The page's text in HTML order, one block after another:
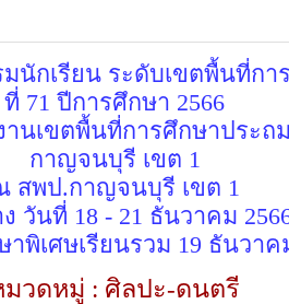
นักเรียน ระดับเขตพื้นที่กา
ที่ 71 ปีการศึกษา 2566
านเขตพื้นที่การศึกษาประถ
กาญจนบุรี เขต 1
สพป.กาญจนบุรี เขต 1
วันที่ 18 - 21 ธันวาคม
าพิเศษเรียนรวม 19 ธันวาค
มวดหมู่ : ศิลปะ-ดนตรี